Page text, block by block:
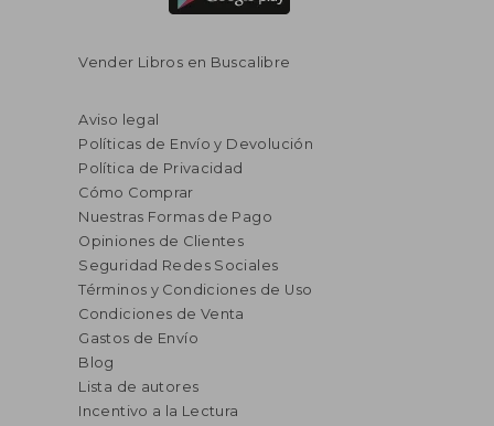
Vender Libros en Buscalibre
Aviso legal
Políticas de Envío y Devolución
Política de Privacidad
Cómo Comprar
Nuestras Formas de Pago
Opiniones de Clientes
Seguridad Redes Sociales
Términos y Condiciones de Uso
Condiciones de Venta
Gastos de Envío
Blog
Lista de autores
Incentivo a la Lectura